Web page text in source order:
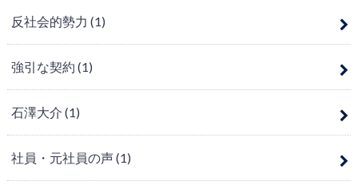
反社会的勢力 (1)
強引な契約 (1)
石澤大介 (1)
社員・元社員の声(1)